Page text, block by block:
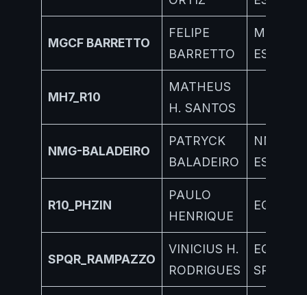
MGCF BARRETTO
FELIPE
BARRETTO
MGCF
MH7_R10
MATHEUS
H. SANTOS
NMG-BALADEIRO
PATRYCK
BALADEIRO
NMG
R10_PHZIN
PAULO
HENRIQUE
EQUIPO
SPQR_RAMPAZZO
VINICIUS H.
RODRIGUES
EQUIPO
SPQR